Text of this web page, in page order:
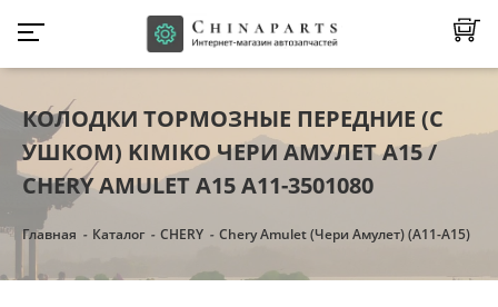
КОЛОДКИ ТОРМОЗНЫЕ ПЕРЕДНИЕ (С
УШКОМ) KIMIKO ЧЕРИ АМУЛЕТ А15 /
CHERY AMULET A15 A11-3501080
Главная Каталог CHERY Chery Amulet (Чери Амулет) (А11-А15)